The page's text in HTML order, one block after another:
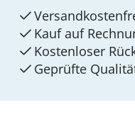
Kauf auf
Kostenloser
Geprüfte